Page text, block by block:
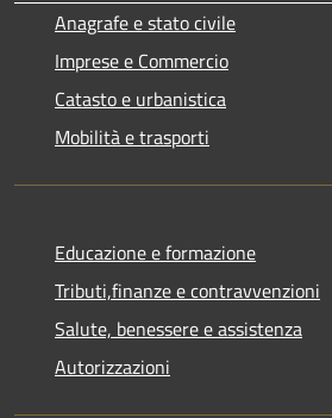
Anagrafe e stato civile
Imprese e Commercio
Catasto e urbanistica
Mobilità e trasporti
Educazione e formazione
Tributi,finanze e contravvenzioni
Salute, benessere e assistenza
Autorizzazioni